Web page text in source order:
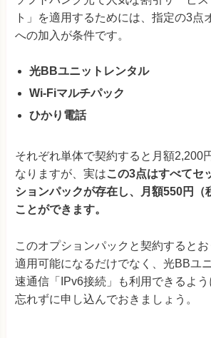
ト」を適用するためには、指定の3点
への加入が条件です。
光BBユニットレンタル
Wi-Fiマルチパック
ひかり電話
それぞれ単体で契約すると月額2,200
なりますが、実はこの3点はすべてセ
ションパックが存在し、月額550円（
ことができます。
このオプションパックと契約すると
適用可能になるだけでなく、光BBユ
速通信「IPv6接続」も利用できるよう
忘れずに申し込んでおきましょう。